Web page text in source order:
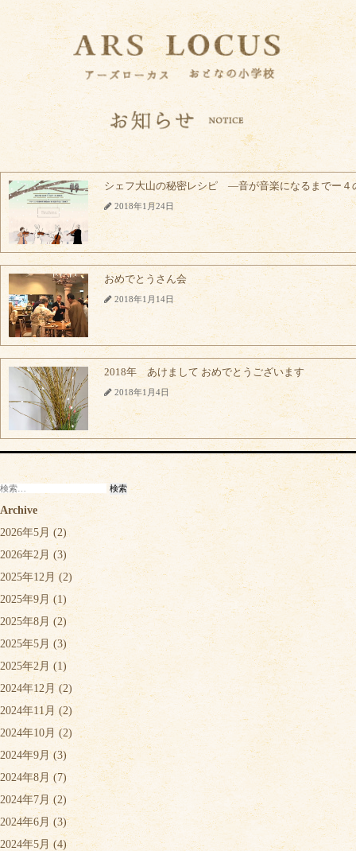
シェフ大山の秘密レシピ ―音が音楽になるまでー４
2018年1月24日
おめでとうさん会
2018年1月14日
2018年 あけまして おめでとうございます
2018年1月4日
検
索:
Archive
2026年5月 (2)
2026年2月 (3)
2025年12月 (2)
2025年9月 (1)
2025年8月 (2)
2025年5月 (3)
2025年2月 (1)
2024年12月(2)
2024年11月 (2)
2024年10月 (2)
2024年9月(3)
2024年8月 (7)
2024年7月 (2)
2024年6月 (3)
2024年5月 (4)